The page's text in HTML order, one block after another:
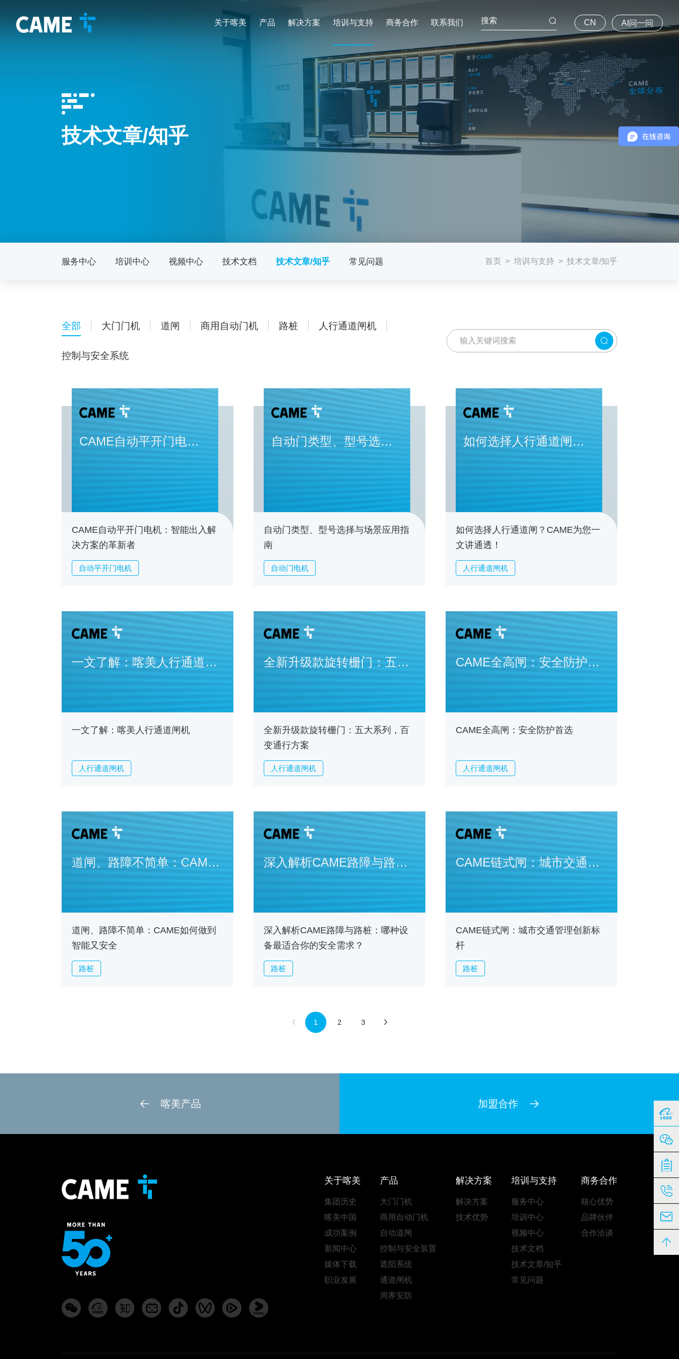
关于喀美 产品 解决方案 培训与支持 商务合作 联系我们 CN AI问一问
技术文章/知乎
服务中心 培训中心 视频中心 技术文档 技术文章/知乎 常见问题 首页 > 培训与支持 > 技术文章/知乎
全部 大门门机 道闸 商用自动门机 路桩 人行通道闸机
控制与安全系统
CAME自动平开门电
机：智能出入解决方案
CAME自动平开门电机：智能出入解
决方案的革新者
自动平开门电机
自动门类型、型号选择
与场景应用指南
自动门类型、型号选择与场景应用指
南
自动门电机
如何选择人行通道闸？
CAME为您一文讲通
如何选择人行通道闸？CAME为您一
文讲通透！
人行通道闸机
一文了解：喀美人行通道闸
一文了解：喀美人行通道闸机
人行通道闸机
全新升级款旋转栅门：五大
系列，百变通行方案
全新升级款旋转栅门：五大系列，百
变通行方案
人行通道闸机
CAME全高闸：安全防护首
CAME全高闸：安全防护首选
人行通道闸机
道闸、路障不简单：CAME
如何做到智能又安全
道闸、路障不简单：CAME如何做到
智能又安全
路桩
深入解析CAME路障与路
桩：哪种设备最适合你的安
深入解析CAME路障与路桩：哪种设
备最适合你的安全需求？
路桩
CAME链式闸：城市交通管
理创新标杆
CAME链式闸：城市交通管理创新标
杆
路桩
1 2 3
喀美产品 加盟合作
关于喀美
集团历史
喀美中国
成功案例
新闻中心
媒体下载
职业发展
产品
大门门机
商用自动门机
自动道闸
控制与安全装置
遮阳系统
通道闸机
周界安防
解决方案
解决方案
技术优势
培训与支持
服务中心
培训中心
视频中心
技术文档
技术文章/知乎
常见问题
商务合作
核心优势
品牌伙伴
合作洽谈